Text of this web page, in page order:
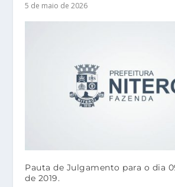
5 de maio de 2026
Pauta de Julgamento para o dia
de 2019.